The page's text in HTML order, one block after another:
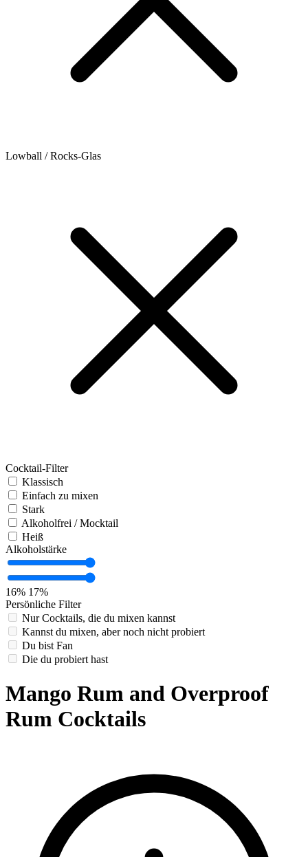
Lowball / Rocks-Glas
Cocktail-Filter
Klassisch
Einfach zu mixen
Stark
Alkoholfrei / Mocktail
Heiß
Alkoholstärke
16% 17%
Persönliche Filter
Nur Cocktails, die du mixen kannst
Kannst du mixen, aber noch nicht probiert
Du bist Fan
Die du probiert hast
Mango Rum and Overproof
Rum Cocktails